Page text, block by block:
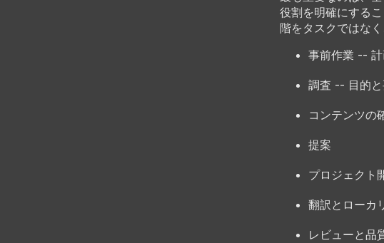
役割を明確にする
階をタスクではな
事前作業 --
調査 -- 目的
コンテンツの
提案
プロジェクト
翻訳とローカ
レビューと品